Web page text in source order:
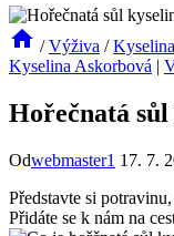
/ Výživa /
Kyselina Askorbová |
Hořečnatá
Odwebmaster1 17. 7.
Představte si
Přidáte se k nám na